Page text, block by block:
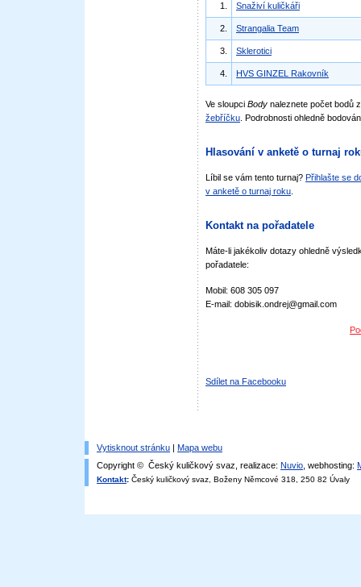
1. Snaživí kuličkáři
2. Strangalia Team
3. Sklerotici
4. HVS GINZEL Rakovník
Ve sloupci Body naleznete počet bodů
žebříčku . Podrobnosti ohledně
Hlasování v anketě o turnaj
Líbil se vám tento turnaj? Přihlašte se
v anketě o turnaj roku
Kontakt na pořadatele
Máte-li jakékoliv dotazy ohledně
pořadatele:
Mobil: 608 305 097
E-mail: dobisik.ondrej@gmail.com
Sdílet na Facebooku
Vytisknout stránku | Mapa webu
Copyright © Český kuličkový svaz, realizace: Nuvio , webhosting:
Kontakt: Český kuličkový svaz, Boženy Němcové 318, 250 82 Úvaly